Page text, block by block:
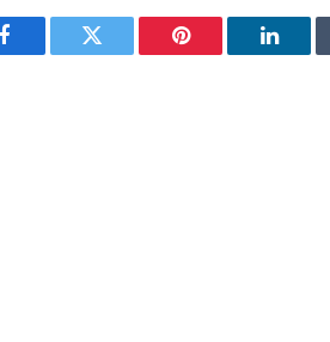
Facebook Twitter Pinterest
O